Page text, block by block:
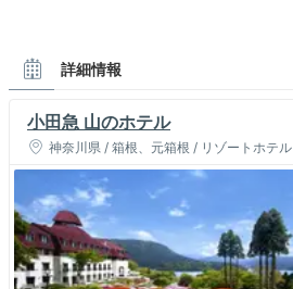
詳細情報
小田急 山のホテル
神奈川県 / 箱根、元箱根 / リゾートホテル